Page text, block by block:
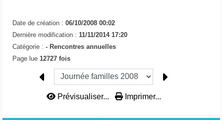
Date de création : 06/10/2008 00:02
Dernière modification : 11/11/2014 17:20
Catégorie : - Rencontres annuelles
Page lue 12727 fois
Prévisualiser... Imprimer...